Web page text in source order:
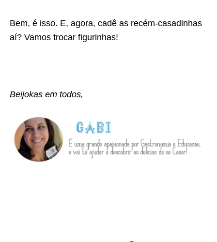
Bem, é isso. E, agora, cadê as recém-casadinhas
aí? Vamos trocar figurinhas!
Beijokas em todos,